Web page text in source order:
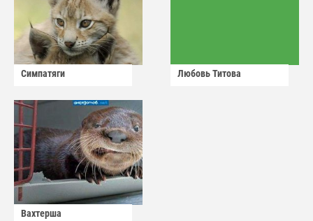
Симпатяги Любовь Титова
Вахтерша